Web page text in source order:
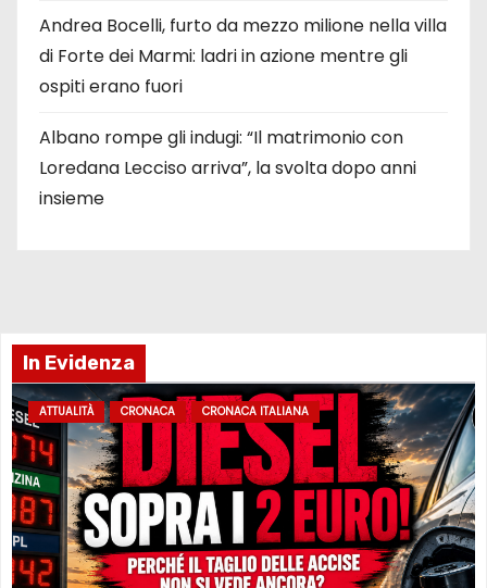
Andrea Bocelli, furto da mezzo milione nella villa
di Forte dei Marmi: ladri in azione mentre gli
ospiti erano fuori
Albano rompe gli indugi: “Il matrimonio con
Loredana Lecciso arriva”, la svolta dopo anni
insieme
In Evidenza
ATTUALITÀ CRONACA CRONACA ITALIANA